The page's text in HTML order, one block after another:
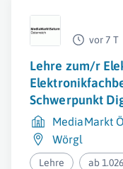
vor 7 T
Lehre zum/r
Schwerpunkt
MediaMarkt
Wörgl
Lehre ab